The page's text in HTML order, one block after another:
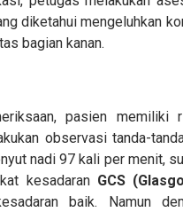
diketahui mengeluhkan
bagian kanan.
pasien memiliki
observasi tanda-
nadi 97 kali per menit,
kesadaran GCS
baik. Namun